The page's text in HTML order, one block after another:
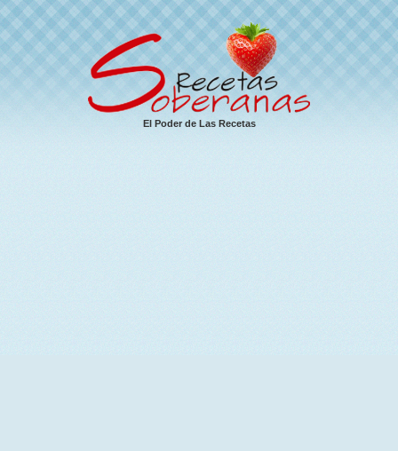
El Poder de Las Recetas